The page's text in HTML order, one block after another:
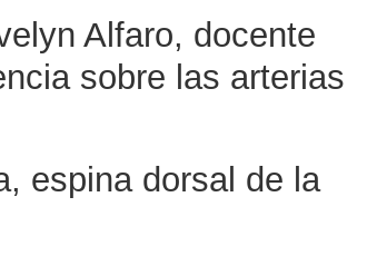
Alfaro, docente
sobre las arterias
espina dorsal de la